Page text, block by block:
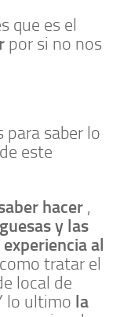
que es el
por si no nos
para saber lo
este
hacer ,
y las
experiencia al
tratar el
local de
lo ultimo la